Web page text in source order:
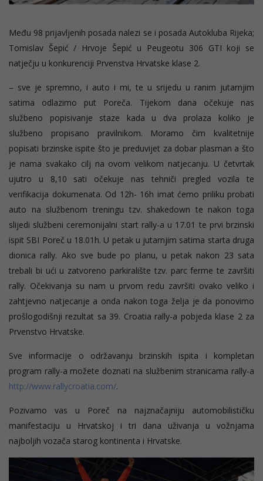
Među 98 prijavljenih posada nalezi se i posada Autokluba Rijeka;
Tomislav Šepić / Hrvoje Šepić u Peugeotu 306 GTI koji se
natječju u konkurenciji Prvenstva Hrvatske klase 2.
– sve je spremno, i auto i mi, te u srijedu u ranim jutarnjim
satima odlazimo put Poreča. Tijekom dana očekuje nas
službeno popisivanje staze kada u dva prolaza koliko je
službeno propisano pravilnikom. Moramo čim kvalitetnije
popisati brzinske ispite što je preduvijet za dobar plasman a što
je nama svakako cilj na ovom velikom natjecanju. U četvrtak
ujutro u 8,10 sati očekuje nas tehniči pregled vozila te
verifikacija dokumenata. Od 12h- 16h imat ćemo priliku probati
auto na službenom treningu tzv. shakedown te nakon toga
slijedi službeni ceremonijalni start rally-a u 17.01 te prvi brzinski
ispit SBI Poreč u 18.01h. U petak u jutarnjim satima starta druga
dionica rally. Ako sve bude po planu, u petak nakon 23 sata
trebali bi ući u zatvoreno parkiralište tzv. parc ferme te završiti
rally. Očekivanja su nam u prvom redu završiti ovako veliko i
zahtjevno natjecanje a onda nakon toga želja je da ponovimo
prošlogodišnji rezultat sa 39. Croatia rally-a pobjeda klase 2 za
Prvenstvo Hrvatske.
Sve informacije o održavanju brzinskih ispita i kompletan
program rally-a možete doznati na službenim stranicama rally-a
http://www.rallycroatia.com/.
Pozivamo vas u Poreč na najznačajniju automobilističku
manifestaciju u Hrvatskoj i tri dana uživanja u vožnjama
najboljih vozača starog kontinenta i Hrvatske.